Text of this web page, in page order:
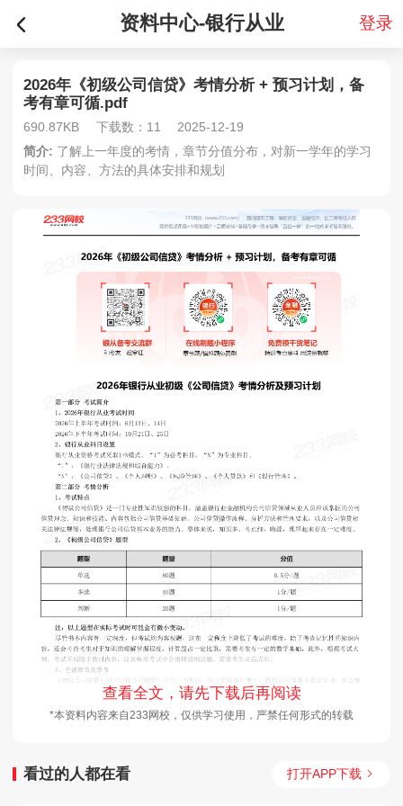
资料中心-银行从业 登录
2026年《初级公司信贷》考情分析 + 预习计划，备
考有章可循.pdf
690.87KB 下载数：11
2025-12-19
简介: 了解上一年度的考情，章节分值分布，对新一学年的学习
时间、内容、方法的具体安排和规划
查看全文，请先下载后再阅读
*本资料内容来自233网校，仅供学习使用，严禁任何形式的转载
看过的人都在看 打开APP下载